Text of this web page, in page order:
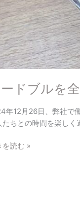
ドブルを
年12月26日、弊社で
たちとの時間を楽し
を読む »